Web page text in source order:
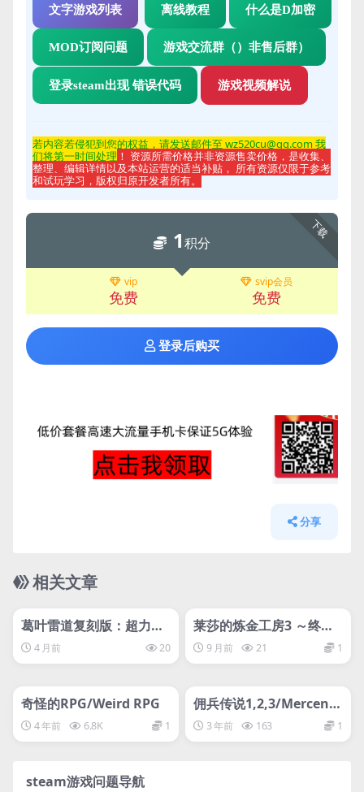
文字游戏列表 离线教程 什么是D加密
MOD订阅问题 游戏交流群（）非售后群）
登录steam出现 错误代码 游戏视频解说
若内容若侵犯到您的权益，请发送邮件至 wz520cu@qq.com 我
们将第一时间处理 ！ 资源所需价格并非资源售卖价格，是收集、
整理、编辑详情以及本站运营的适当补贴， 所有资源仅限于参考
和试玩学习，版权归原开发者所有。
下载
1积分
vip
免费
svip会员
免费
登录后购买
分享
相关文章
网盘下载游戏
葛叶雷道复刻版：超力兵
团奇谭-虚拟机版/RAIDO
U Remastered: The My
my HYPERVISOR
4 月前 20
网盘下载游戏
莱莎的炼金工房3 ～终结
之炼金术士与秘密钥匙～
DX/Atelier Ryza 3: Alch
Secret Key DX
9 月前 21 1
网盘下载游戏
奇怪的RPG/Weird RPG
4 年前 6.8K 1
网盘下载游戏
佣兵传说1,2,3/Mercenar
ies Saga 1,2,3
3 年前 163 1
steam游戏问题导航